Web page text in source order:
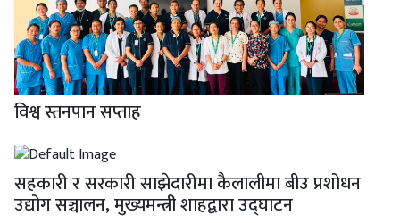
विश्व स्तनपान सप्ताह
सहकारी र सरकारी साझेदारीमा कैलालीमा बीउ प्रशोधन
उद्योग सञ्चालन, मुख्यमन्त्री शाहद्वारा उद्घाटन